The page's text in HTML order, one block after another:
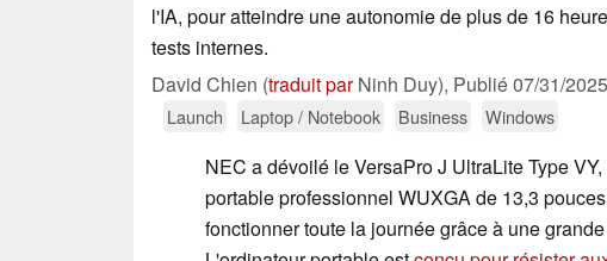
l'IA, pour atteindre une autonomie de plus de 16
tests internes.
David Chien (traduit parNinh Duy), Publié07/31/2025
Launch Laptop / Notebook Business Windows
NEC a dévoilé le VersaPro J UltraLite Type
portable professionnel WUXGA de 13,3
fonctionner toute la journée grâce à une